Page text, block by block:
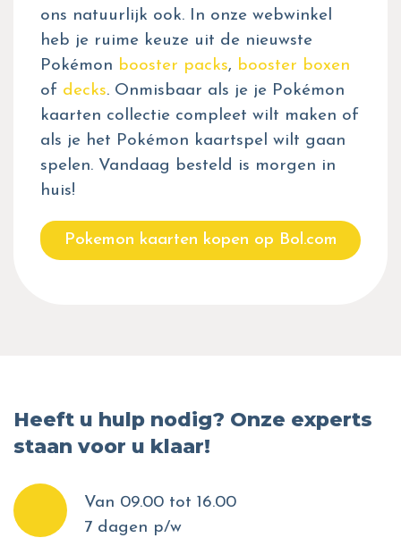
ons natuurlijk ook. In onze webwinkel
heb je ruime keuze uit de nieuwste
Pokémon booster packs, booster boxen
of decks. Onmisbaar als je je Pokémon
kaarten collectie compleet wilt maken of
als je het Pokémon kaartspel wilt gaan
spelen. Vandaag besteld is morgen in
huis!
Pokemon kaarten kopen op Bol.com
Heeft u hulp nodig? Onze experts
staan voor u klaar!
Van 09.00 tot 16.00
7 dagen p/w